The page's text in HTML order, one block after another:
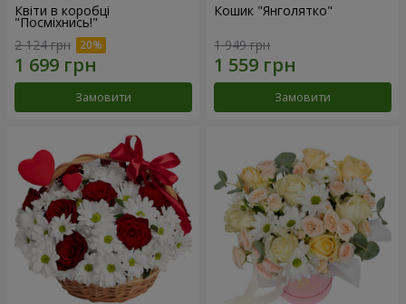
Квіти в коробці
"Посміхнись!"
2 124 грн
Замовити
Кошик "Янголятко"
1 949 грн
Замовити